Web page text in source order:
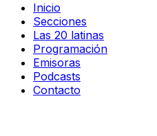
Inicio
Secciones
Las 20 latinas
Programación
Emisoras
Podcasts
Contacto